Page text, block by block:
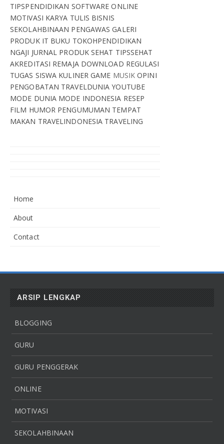
TIPSPENDIDIKAN SOFTWAREONLINE
MOTIVASI KARYA TULIS BISNIS
SEKOLAHBINAAN PENGAWASGALERI
PRODUK IT BUKU TOKOHPENDIDIKAN
NGAJI JURNAL PRODUK SEHAT TIPSSEHAT
AKREDITASI REMAJA DOWNLOAD REGULASI
TUGAS SISWA KULINERGAME MUSIKOPINI
PENGOBATAN TRAVELDUNIAYOUTUBE
MODE DUNIA MODE INDONESIA RESEP
FILM HUMOR PENGUMUMAN TEMPAT
MAKAN TRAVELINDONESIA TRAVELING
Home
About
Contact
ARSIP LENGKAP
BLOGGING
GURU
GURU PENGGERAK
ONLINE
MOTIVASI
SEKOLAHBINAAN